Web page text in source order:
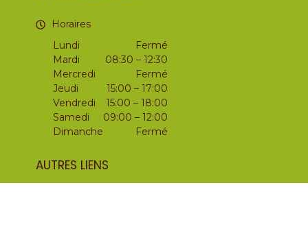
Horaires
Lundi
Mardi
Mercredi
Jeudi
Vendredi
Samedi
Dimanche
Fermé
08:30 – 12:30
Fermé
15:00 – 17:00
15:00 – 18:00
09:00 – 12:00
Fermé
AUTRES LIENS